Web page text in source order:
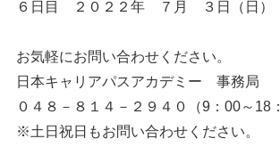
６日目 ２０２２年 ７月 ３日（日）
お気軽にお問い合わせください。
日本キャリアパスアカデミー 事務局
０４８－８１４－２９４０（9：00～18
※土日祝日もお問い合わせください。